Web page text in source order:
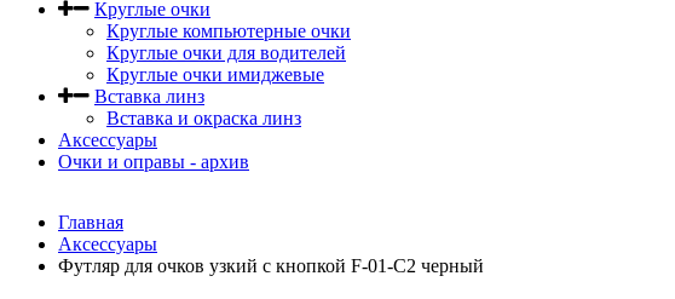
Круглые очки
Круглые компьютерные очки
Круглые очки для водителей
Круглые очки имиджевые
Вставка линз
Вставка и окраска линз
Аксессуары
Очки и оправы - архив
Главная
Аксессуары
Футляр для очков узкий с кнопкой F-01-C2 черный